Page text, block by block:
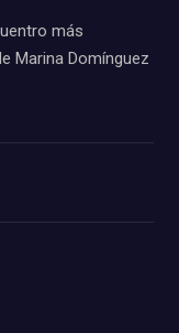
más
Marina Domínguez